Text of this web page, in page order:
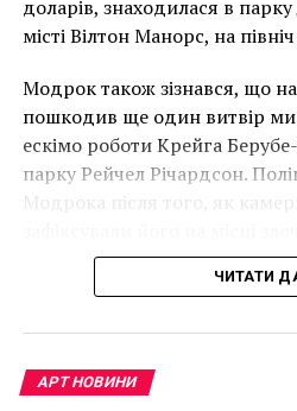
“Спочатку це
неймовірно,
розвитком
стало
впевнений,
усвідомлює
наслідки для
доларів, знаходилася в
місті Вілтон Манорс, на
Модрок також зізнався, що
пошкодив ще один витвір
ескімо роботи Крейга
парку Рейчел Річардсон.
Модрока після того, як
ЧИТАТИ
АРТ НОВИНИ